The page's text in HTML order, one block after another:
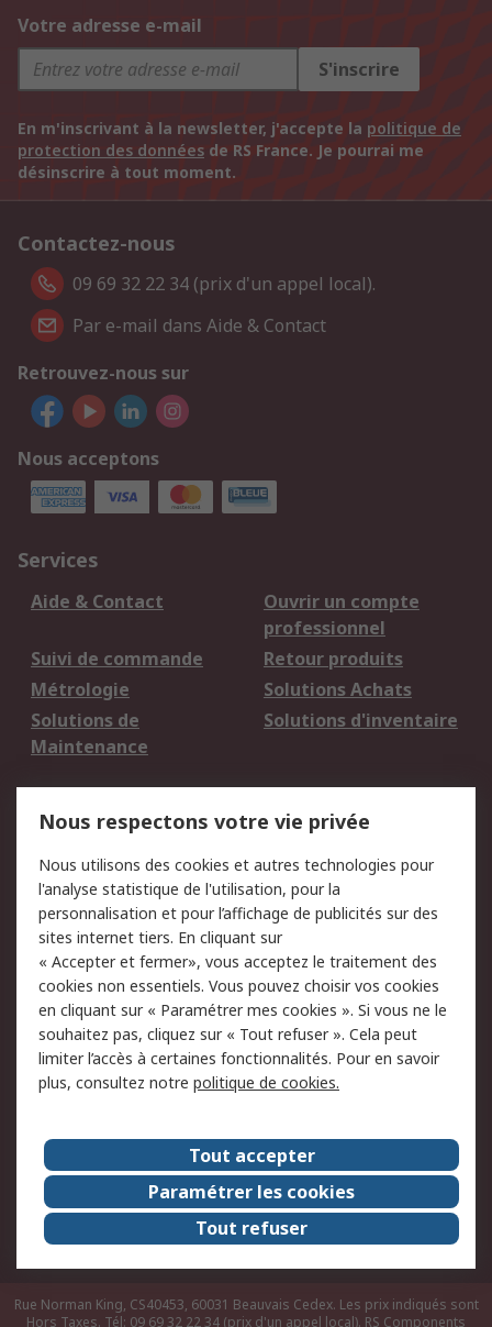
Votre adresse e-mail
S'inscrire
En m'inscrivant à la newsletter, j'accepte la politique de
protection des données de RS France. Je pourrai me
désinscrire à tout moment.
Contactez-nous
09 69 32 22 34 (prix d'un appel local).
Par e-mail dans Aide & Contact
Retrouvez-nous sur
Nous acceptons
Services
Aide & Contact
Ouvrir un compte
professionnel
Suivi de commande
Retour produits
Métrologie
Solutions Achats
Solutions de
Maintenance
Solutions d'inventaire
du site
Politique de protection
des données - Mise à
jour
Sécurité des E-mails
Conditions générales
de vente
Politique anti-
corruption
Campagnes marketing
A propos de RS
A propos de RS France
Evénements
Le groupe RS Group Plc
Presse
RS dans le monde
Démarche RSE
RS Particuliers
Rue Norman King, CS40453, 60031 Beauvais Cedex. Les prix indiqués sont
Hors Taxes. Tél: 09 69 32 22 34 (prix d'un appel local). RS Components
Nous respectons votre vie privée
Nous utilisons des cookies et autres technologies pour
l'analyse statistique de l'utilisation, pour la
personnalisation et pour l’affichage de publicités sur des
sites internet tiers. En cliquant sur
« Accepter et fermer», vous acceptez le traitement des
cookies non essentiels. Vous pouvez choisir vos cookies
en cliquant sur « Paramétrer mes cookies ». Si vous ne le
souhaitez pas, cliquez sur « Tout refuser ». Cela peut
limiter l’accès à certaines fonctionnalités. Pour en savoir
plus, consultez notre politique de cookies.
Tout accepter
Paramétrer les cookies
Tout refuser